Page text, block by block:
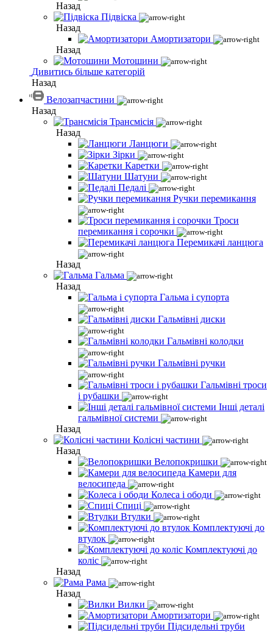
Назад
Підвіска
Назад
Амортизатори
Назад
Мотошини
Дивитись більше категорій
Назад
Велозапчастини
Назад
Трансмісія
Назад
Ланцюги
Зірки
Каретки
Шатуни
Педалі
Ручки перемикання
Троси
перемикання і сорочки
Перемикачі ланцюга
Назад
Гальма
Назад
Гальма і супорта
Гальмівні диски
Гальмівні колодки
Гальмівні ручки
Гальмівні троси
і рубашки
Інші деталі
гальмівної системи
Назад
Колісні частини
Назад
Велопокришки
Камери для
велосипеда
Колеса і ободи
Спиці
Втулки
Комплектуючі до
втулок
Комплектуючі до
коліс
Назад
Рама
Назад
Вилки
Амортизатори
Підсидельні труби